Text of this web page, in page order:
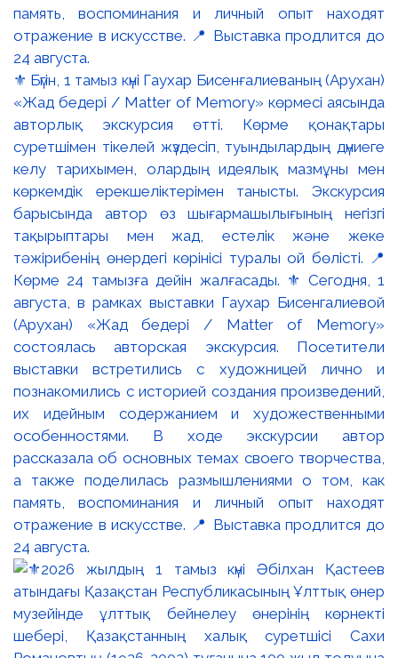
⚜️ Бүгін, 1 тамыз күні Гаухар Бисенғалиеваның (Арухан)
«Жад бедері / Matter of Memory» көрмесі аясында
авторлық экскурсия өтті. Көрме қонақтары
суретшімен тікелей жүздесіп, туындылардың дүниеге
келу тарихымен, олардың идеялық мазмұны мен
көркемдік ерекшеліктерімен танысты. Экскурсия
барысында автор өз шығармашылығының негізгі
тақырыптары мен жад, естелік және жеке
тәжірибенің өнердегі көрінісі туралы ой бөлісті. 📍
Көрме 24 тамызға дейін жалғасады. ⚜️ Сегодня, 1
августа, в рамках выставки Гаухар Бисенгалиевой
(Арухан) «Жад бедері / Matter of Memory»
состоялась авторская экскурсия. Посетители
выставки встретились с художницей лично и
познакомились с историей создания произведений,
их идейным содержанием и художественными
особенностями. В ходе экскурсии автор
рассказала об основных темах своего творчества,
а также поделилась размышлениями о том, как
память, воспоминания и личный опыт находят
отражение в искусстве. 📍 Выставка продлится до
24 августа.